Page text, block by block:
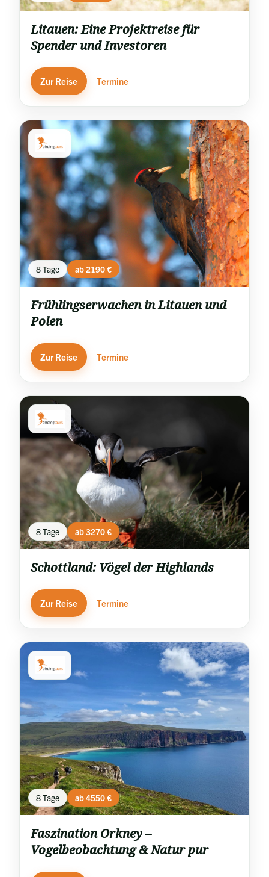
Litauen: Eine Projektreise für
Spender und Investoren
Zur Reise Termine
8 Tage ab 2190 €
Frühlingserwachen in Litauen und
Polen
Zur Reise Termine
8 Tage ab 3270 €
Schottland: Vögel der Highlands
Zur Reise Termine
8 Tage ab 4550 €
Faszination Orkney –
Vogelbeobachtung & Natur pur